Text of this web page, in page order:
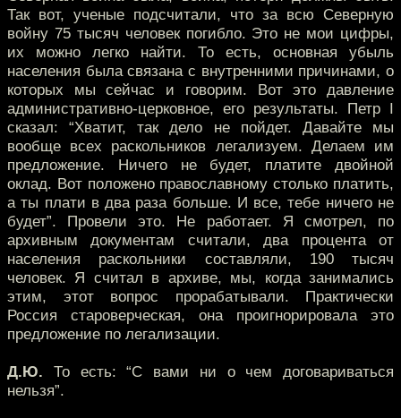
Так вот, ученые подсчитали, что за всю Северную
войну 75 тысяч человек погибло. Это не мои цифры,
их можно легко найти. То есть, основная убыль
населения была связана с внутренними причинами, о
которых мы сейчас и говорим. Вот это давление
административно-церковное, его результаты. Петр I
сказал: “Хватит, так дело не пойдет. Давайте мы
вообще всех раскольников легализуем. Делаем им
предложение. Ничего не будет, платите двойной
оклад. Вот положено православному столько платить,
а ты плати в два раза больше. И все, тебе ничего не
будет”. Провели это. Не работает. Я смотрел, по
архивным документам считали, два процента от
населения раскольники составляли, 190 тысяч
человек. Я считал в архиве, мы, когда занимались
этим, этот вопрос прорабатывали. Практически
Россия староверческая, она проигнорировала это
предложение по легализации.
Д.Ю. То есть: “С вами ни о чем договариваться
нельзя”.